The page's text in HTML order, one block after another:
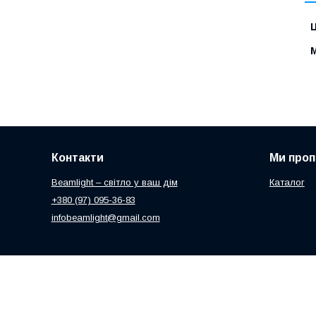
Контакти
Beamlight – світло у ваш дім
+380 (97) 095-36-83
infobeamlight@gmail.com
Ми
Каталог